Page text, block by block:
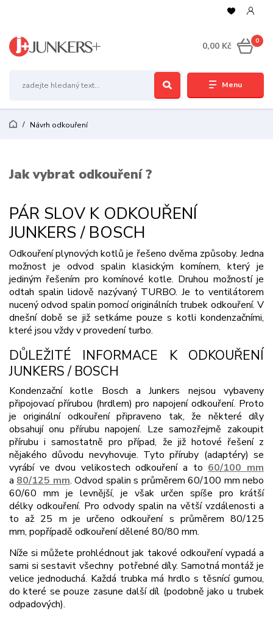
Menu
0
0,00 Kč
Návrh odkouření
Jak vybrat odkouření ?
PÁR SLOV K ODKOUŘENÍ
JUNKERS / BOSCH
Odkouření plynových kotlů je řešeno dvěma způsoby. Jedna
možnost je odvod spalin klasickým komínem, který je
jediným řešením pro komínové kotle. Druhou možností je
odtah spalin lidově nazývaný TURBO. Je to ventilátorem
nucený odvod spalin pomocí originálních trubek odkouření. V
dnešnídobě se již setkáme pouze s kotli kondenzačními,
které jsou vždy v provedení turbo.
DŮLEŽITÉ INFORMACE K ODKOUŘENÍ
JUNKERS / BOSCH
Kondenzační kotle Bosch a Junkers nejsou vybaveny
připojovací přírubou (hrdlem) pro napojeníodkouření. Proto
je originální odkouření připraveno tak, že některé díly
obsahují onu přírubu napojení. Lze samozřejmě zakoupit
přírubu i samostatně pro případ, že již hotové řešení z
nějakého důvodu nevyhovuje. Tyto příruby (adaptéry) se
vyrábí ve dvou velikostech odkouření a to 60/100 mm
a 80/125 mm.Odvod spalin s průměrem 60/100 mm nebo
60/60 mm je levnější, je však určen spíše pro krátší
délky odkouření. Pro odvody spalin na větší vzdálenosti a
to až 25 m je určeno odkouření s průměrem 80/125
mm, popřípadě odkouření dělené 80/80 mm.
Níže si můžete prohlédnout jak takové odkouření vypadá a
sami si sestavit všechny potřebné díly. Samotná montáž je
velice jednoduchá. Každá trubka má hrdlo s těsnící gumou,
do které se pouze zasune další díl (podobně jako u trubek
odpadových).